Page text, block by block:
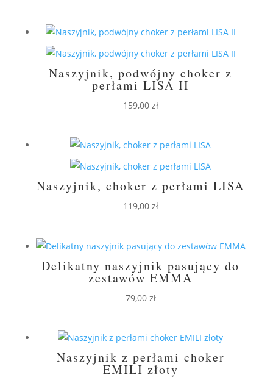
Naszyjnik, podwójny choker z
perłami LISA II
159,00 zł
Naszyjnik, choker z perłami LISA
119,00 zł
Delikatny naszyjnik pasujący do
zestawów EMMA
79,00 zł
Naszyjnik z perłami choker
EMILI złoty